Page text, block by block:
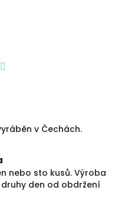
v Čechách.
nebo sto kusů. Výroba
den od obdržení